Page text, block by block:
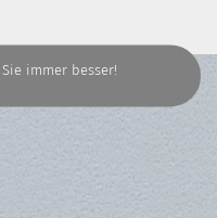
immer besser!